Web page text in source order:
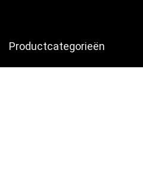
Productcategorieën